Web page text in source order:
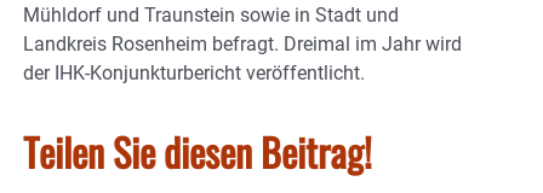
Mühldorf und Traunstein sowie in Stadt und
Landkreis Rosenheim befragt. Dreimal im Jahr wird
der IHK-Konjunkturbericht veröffentlicht.
Teilen Sie diesen Beitrag!